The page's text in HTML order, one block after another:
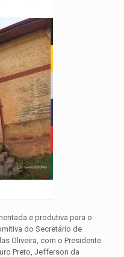
e produtiva para o
do Secretário de
Oliveira, com o Presidente
Preto, Jefferson da